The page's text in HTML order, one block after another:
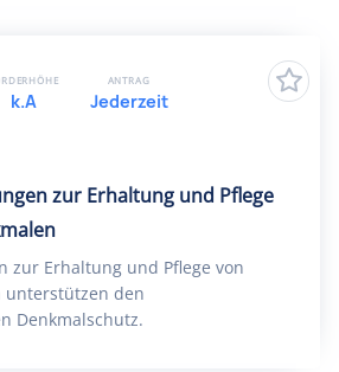
zur Erhaltung und Pflege
zur Erhaltung und Pflege von
den
Denkmalschutz.
k.A
ANTRAG
Jederzeit